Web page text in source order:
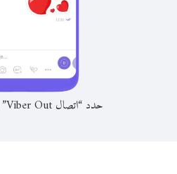
حدد “اتصال Viber Out” من عنوان المحادثة